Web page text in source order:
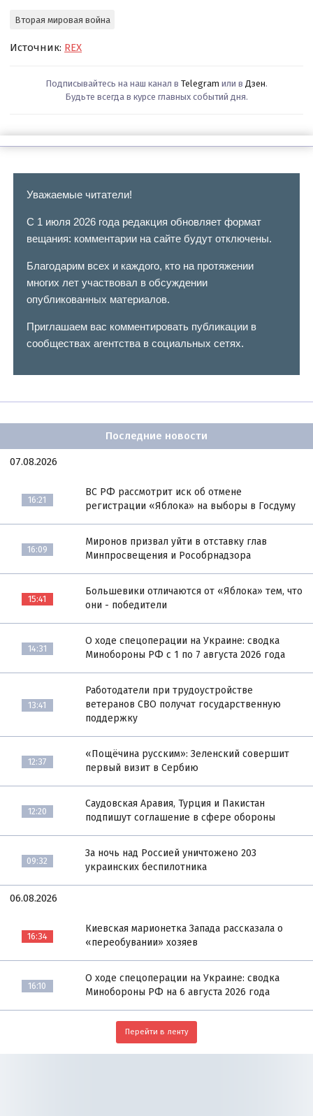
Вторая мировая война
Источник: REX
Подписывайтесь на наш канал в Telegram или в Дзен.
Будьте всегда в курсе главных событий дня.
Уважаемые читатели!
С 1 июля 2026 года редакция обновляет формат
вещания: комментарии на сайте будут отключены.
Благодарим всех и каждого, кто на протяжении
многих лет участвовал в обсуждении
опубликованных материалов.
Приглашаем вас комментировать публикации в
сообществах агентства в социальных сетях.
Последние новости
07.08.2026
16:21
ВС РФ рассмотрит иск об отмене
регистрации «Яблока» на выборы в Госдуму
16:09
Миронов призвал уйти в отставку глав
Минпросвещения и Рособрнадзора
15:41
Большевики отличаются от «Яблока» тем, что
они - победители
14:31
О ходе спецоперации на Украине: сводка
Минобороны РФ с 1 по 7 августа 2026 года
13:41
Работодатели при трудоустройстве
ветеранов СВО получат государственную
поддержку
12:37
«Пощёчина русским»: Зеленский совершит
первый визит в Сербию
12:20
Саудовская Аравия, Турция и Пакистан
подпишут соглашение в сфере обороны
09:32
За ночь над Россией уничтожено 203
украинских беспилотника
06.08.2026
16:34
Киевская марионетка Запада рассказала о
«переобувании» хозяев
16:10
О ходе спецоперации на Украине: сводка
Минобороны РФ на 6 августа 2026 года
Перейти в ленту